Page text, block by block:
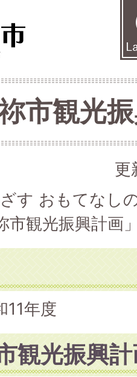
市観光
更
ざす おもてなし
市観光振興計画
11年度
観光振興